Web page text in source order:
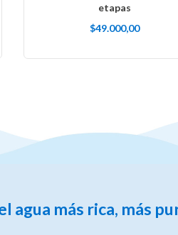
etapas
$49.000,00
agua más rica, más